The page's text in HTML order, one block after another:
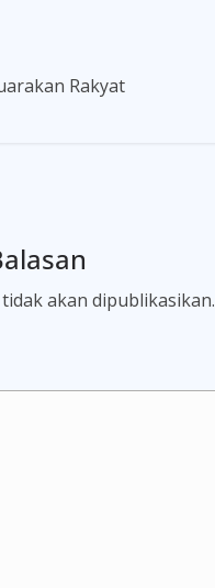
Rakyat
akan dipublikasikan.